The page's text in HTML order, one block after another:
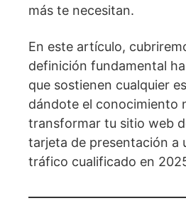
más te necesitan.
En este artículo,
definición fundamental
que sostienen cualquier
dándote el conocimiento
transformar tu sitio web
tarjeta de presentación a
tráfico cualificado en